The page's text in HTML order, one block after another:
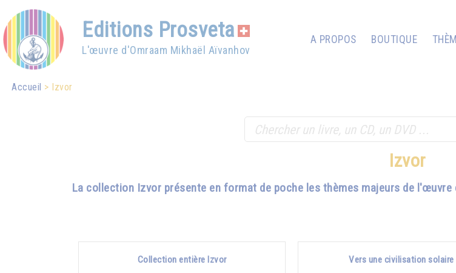
Editions Prosveta
L'œuvre d'Omraam Mikhaël Aïvanhov
A PROPOS BOUTIQUE
Accueil Izvor
Izvor
La collection Izvor présente en format de poche les thèmes majeurs de
Collection entière Izvor Vers une civilisation solaire